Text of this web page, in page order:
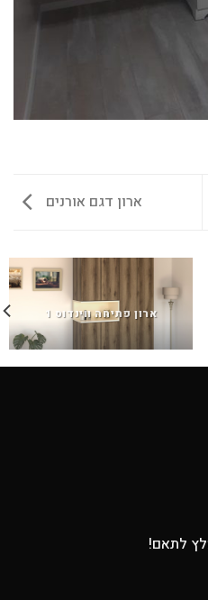
ארון דגם אורנים
ארון פתיחה ווינדוס 1